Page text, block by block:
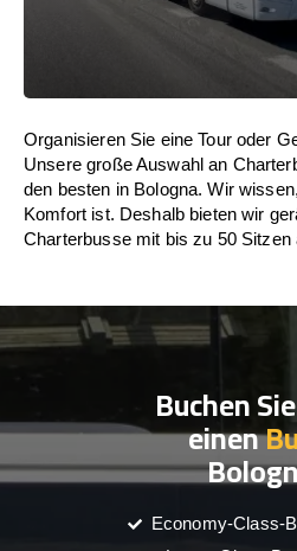
Organisieren Sie eine Tour oder
Unsere große Auswahl an
den besten in Bologna. Wir
Komfort ist. Deshalb bieten wir
Charterbusse mit bis zu 50 Sitzen
Buchen
einen
Economy-Class-